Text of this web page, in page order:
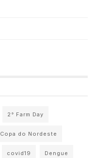
2° Farm Day
Copa do Nordeste
covid19 Dengue